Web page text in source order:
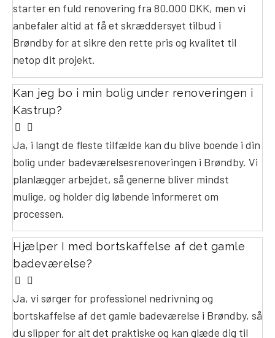
starter en fuld renovering fra 80.000 DKK, men vi
anbefaler altid at få et skræddersyet tilbud i
Brøndby for at sikre den rette pris og kvalitet til
netop dit projekt.
Kan jeg bo i min bolig under renoveringen i
Kastrup?
Ja, i langt de fleste tilfælde kan du blive boende i din
bolig under badeværelsesrenoveringen i Brøndby. Vi
planlægger arbejdet, så generne bliver mindst
mulige, og holder dig løbende informeret om
processen.
Hjælper I med bortskaffelse af det gamle
badeværelse?
Ja, vi sørger for professionel nedrivning og
bortskaffelse af det gamle badeværelse i Brøndby, så
du slipper for alt det praktiske og kan glæde dig til